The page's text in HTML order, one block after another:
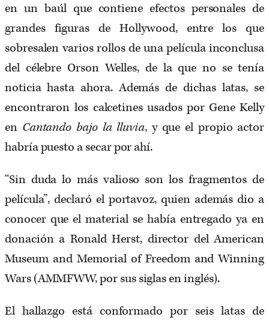
en un baúl que contiene efectos personales de
grandes figuras de Hollywood, entre los que
sobresalen varios rollos de una película inconclusa
del célebre Orson Welles, de la que no se tenía
noticia hasta ahora. Además de dichas latas, se
encontraron los calcetines usados por Gene Kelly
en Cantando bajo la lluvia, y que el propio actor
habría puesto a secar por ahí.
“Sin duda lo más valioso son los fragmentos de
película”, declaró el portavoz, quien además dio a
conocer que el material se había entregado ya en
donación a Ronald Herst, director del American
Museum and Memorial of Freedom and Winning
Wars (AMMFWW, por sus siglas en inglés).
El hallazgo está conformado por seis latas de